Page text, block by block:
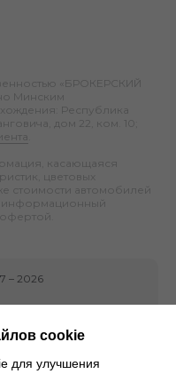
«БРОКЕРСКИЙ
Минским
Республика
дом 22, ком. 10;
касающаяся
цветовых
стоимости автомобилей
информационный
– 2026
cookie
для улучшения